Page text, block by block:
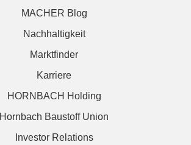
MACHER Blog
Nachhaltigkeit
Marktfinder
Karriere
HORNBACH Holding
Hornbach Baustoff Union
Investor Relations